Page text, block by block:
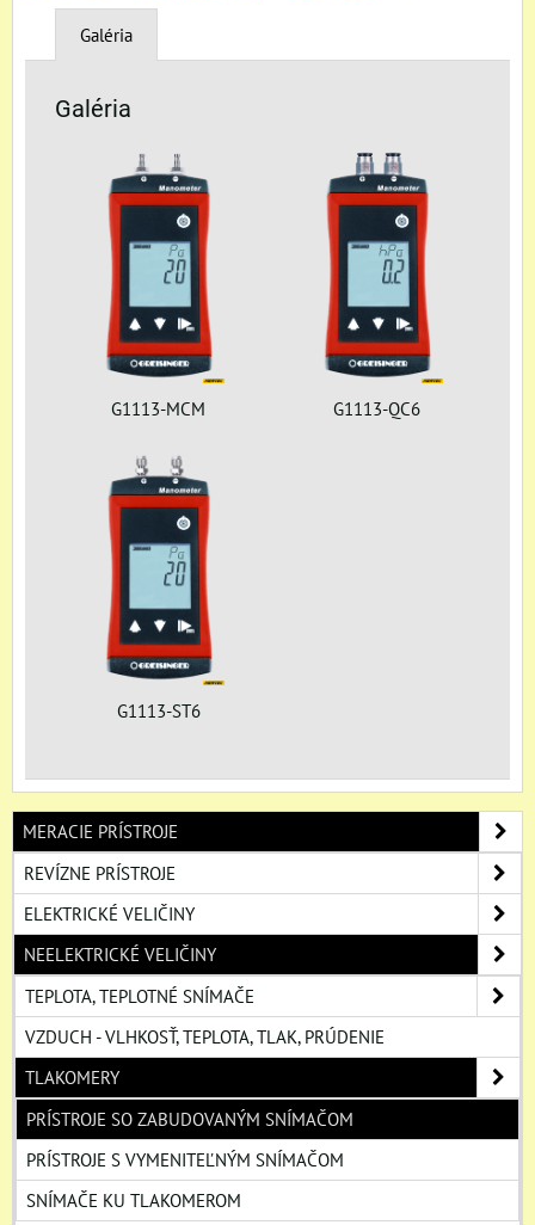
Galéria
Galéria
G1113-MCM G1113-QC6
G1113-ST6
MERACIE PRÍSTROJE
REVÍZNE PRÍSTROJE
ELEKTRICKÉ VELIČINY
NEELEKTRICKÉ VELIČINY
TEPLOTA, TEPLOTNÉ SNÍMAČE
VZDUCH - VLHKOSŤ, TEPLOTA, TLAK, PRÚDENIE
TLAKOMERY
PRÍSTROJE SO ZABUDOVANÝM SNÍMAČOM
PRÍSTROJE S VYMENITEĽNÝM SNÍMAČOM
SNÍMAČE KU TLAKOMEROM